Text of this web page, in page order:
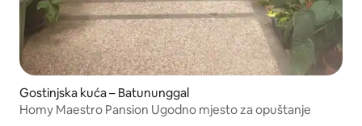
Gostinjska kuća – Batununggal
Homy Maestro Pansion Ugodno mjesto za opuštanje